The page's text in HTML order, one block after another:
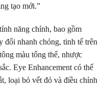
tạo mới.”
năng chính, bao gồm
đổi nhanh chóng, tinh tế trên
màu tổng thể, nhược
Eye Enhancement có thể
loại bỏ vết đỏ và điều chỉnh